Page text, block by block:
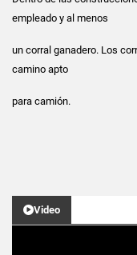
empleado y al menos
un corral ganadero. Los
camino apto
para camión.
Video